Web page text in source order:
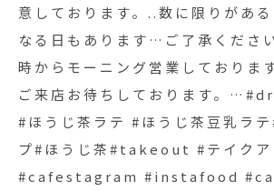
ス
意しております。..数に限りがあ
なる日もあります…ご了承くださ
時からモーニング営業しておりま
ご来店お待ちしております。
#ほうじ茶ラテ #ほうじ茶豆乳ラ
プ#ほうじ茶#takeout #テイクア
#cafestagram #instafood